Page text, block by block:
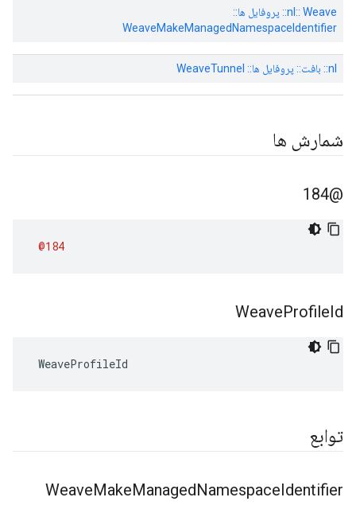
nl:: Weave:: پروفایل ها::
WeaveMakeManagedNamespaceIdentifier
nl:: بافت:: پروفایل ها:: WeaveTunnel
شمارش ها
@184
@184
WeaveProfileId
WeaveProfileId
توابع
WeaveMakeManagedNamespaceIdentifier